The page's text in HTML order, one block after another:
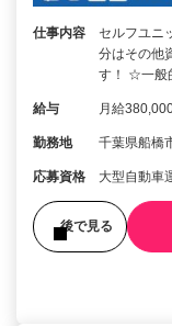
仕事内容
セルフユニ
分はその他
す！ ☆一般
給与 月給
勤務地 千葉県船橋
応募資格 大型自動車
後で見る